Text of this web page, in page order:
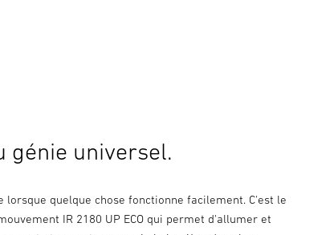
génie universel.
lorsque quelque chose fonctionne facilement. C'est le
IR 2180 UP ECO qui permet d'allumer et